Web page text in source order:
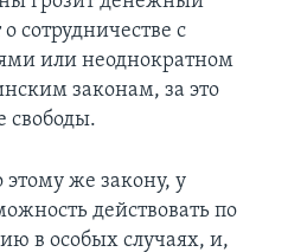
сотрудничестве с
или неоднократном
законам, за это
свободы.
же закону, у
действовать по
в особых случаях, и,